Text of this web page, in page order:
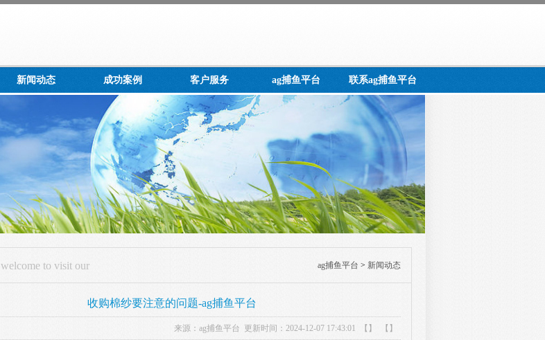
新闻动态 成功案例 客户服务 ag捕鱼平台 联系ag捕鱼平台
ag捕鱼平台 > 新闻动态
welcome to visit our
收购棉纱要注意的问题-ag捕鱼平台
来源： ag捕鱼平台 更新时间：2024-12-07 17:43:01 【】 【】